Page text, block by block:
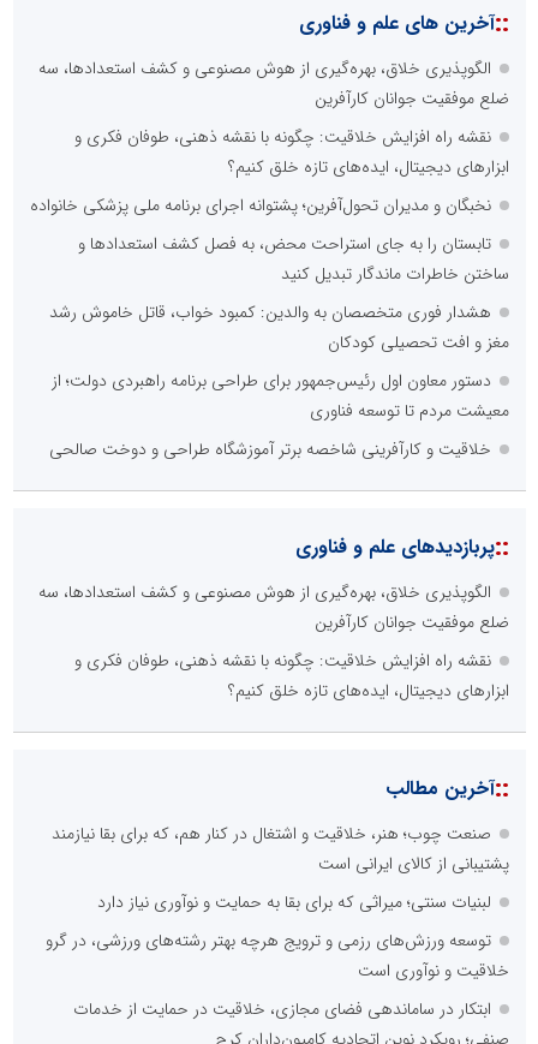
::آخرین های علم و فناوری
الگوپذیری خلاق، بهره‌گیری از هوش مصنوعی و کشف استعدادها، سه
ضلع موفقیت جوانان کارآفرین
نقشه راه افزایش خلاقیت: چگونه با نقشه ذهنی، طوفان فکری و
ابزارهای دیجیتال، ایده‌های تازه خلق کنیم؟
نخبگان و مدیران تحول‌آفرین؛ پشتوانه اجرای برنامه ملی پزشکی خانواده
تابستان را به جای استراحت محض، به فصل کشف استعدادها و
ساختن خاطرات ماندگار تبدیل کنید
هشدار فوری متخصصان به والدین: کمبود خواب، قاتل خاموش رشد
مغز و افت تحصیلی کودکان
دستور معاون اول رئیس‌جمهور برای طراحی برنامه راهبردی دولت؛ از
معیشت مردم تا توسعه فناوری
خلاقیت و کارآفرینی شاخصه برتر آموزشگاه طراحی و دوخت صالحی
::پربازدیدهای علم و فناوری
الگوپذیری خلاق، بهره‌گیری از هوش مصنوعی و کشف استعدادها، سه
ضلع موفقیت جوانان کارآفرین
نقشه راه افزایش خلاقیت: چگونه با نقشه ذهنی، طوفان فکری و
ابزارهای دیجیتال، ایده‌های تازه خلق کنیم؟
::آخرین مطالب
صنعت چوب؛ هنر، خلاقیت و اشتغال در کنار هم، که برای بقا نیازمند
پشتیبانی از کالای ایرانی است
لبنیات سنتی؛ میراثی که برای بقا به حمایت و نوآوری نیاز دارد
توسعه ورزش‌های رزمی و ترویج هرچه بهتر رشته‌های ورزشی، در گرو
خلاقیت و نوآوری است
ابتکار در ساماندهی فضای مجازی، خلاقیت در حمایت از خدمات